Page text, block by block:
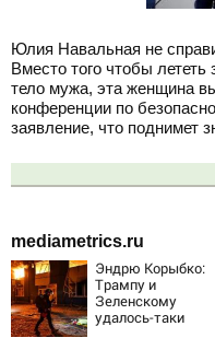
Юлия Навальная не
Вместо того чтобы
тело мужа, эта женщина
конференции по
заявление, что поднимет
mediametrics.ru
Эндрю Корыбко:
Трампу и
Зеленскому
удалось-таки